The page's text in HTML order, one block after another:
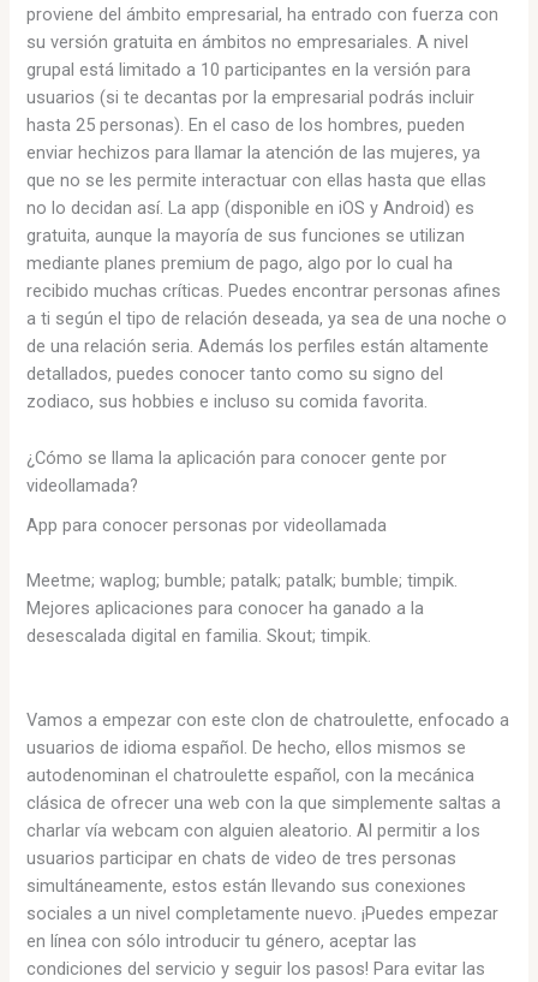
proviene del ámbito empresarial, ha entrado con fuerza con
su versión gratuita en ámbitos no empresariales. A nivel
grupal está limitado a 10 participantes en la versión para
usuarios (si te decantas por la empresarial podrás incluir
hasta 25 personas). En el caso de los hombres, pueden
enviar hechizos para llamar la atención de las mujeres, ya
que no se les permite interactuar con ellas hasta que ellas
no lo decidan así. La app (disponible en iOS y Android) es
gratuita, aunque la mayoría de sus funciones se utilizan
mediante planes premium de pago, algo por lo cual ha
recibido muchas críticas. Puedes encontrar personas afines
a ti según el tipo de relación deseada, ya sea de una noche o
de una relación seria. Además los perfiles están altamente
detallados, puedes conocer tanto como su signo del
zodiaco, sus hobbies e incluso su comida favorita.
¿Cómo se llama la aplicación para conocer gente por
videollamada?
App para conocer personas por videollamada
Meetme; waplog; bumble; patalk; patalk; bumble; timpik.
Mejores aplicaciones para conocer ha ganado a la
desescalada digital en familia. Skout; timpik.
Vamos a empezar con este clon de chatroulette, enfocado a
usuarios de idioma español. De hecho, ellos mismos se
autodenominan el chatroulette español, con la mecánica
clásica de ofrecer una web con la que simplemente saltas a
charlar vía webcam con alguien aleatorio. Al permitir a los
usuarios participar en chats de video de tres personas
simultáneamente, estos están llevando sus conexiones
sociales a un nivel completamente nuevo. ¡Puedes empezar
en línea con sólo introducir tu género, aceptar las
condiciones del servicio y seguir los pasos! Para evitar las